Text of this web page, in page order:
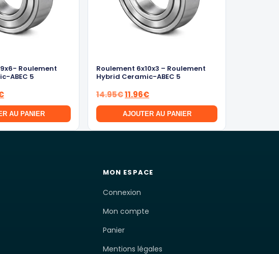
Roulement
ABEC 5
Le
prix
actuel
est :
AU PANIER
Roulement 6x10x3 – Roulement
Hybrid Ceramic-ABEC 5
14.95€Le
prix
initial
était :
11.96€Le
prix
actuel
est :
AJOUTER AU PANIER
MON ESPACE
Connexion
Mon compte
Panier
Mentions légales